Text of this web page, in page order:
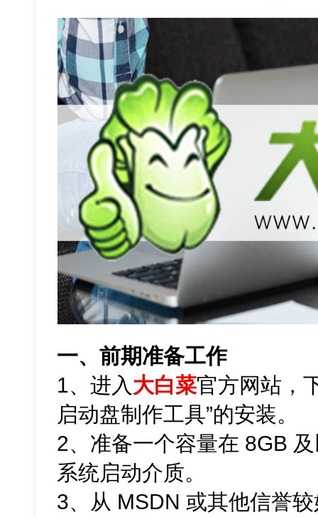
一、前期准备工作
1、进入 大白菜官方网站，
启动盘制作工具”的安装。
2、准备一个容量在 8GB
系统启动介质。
3、从 MSDN 或其他信誉